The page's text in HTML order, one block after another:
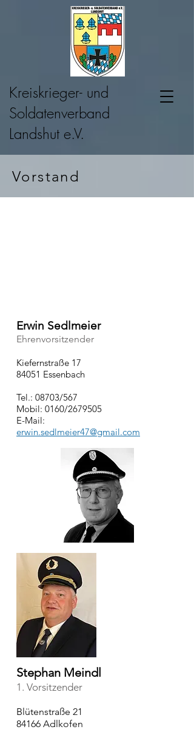
Kreiskrieger- und
Soldatenverband
Landshut e.V.
Vorstand
Erwin Sedlmeier
Ehrenvorsitzender
Kiefernstraße 17
84051 Essenbach
Tel.: 08703/567
Mobil: 0160/2679505
E-Mail:
erwin.sedlmeier47@gmail.com
Stephan Meindl
1. Vorsitzender
Blütenstraße 21
84166 Adlkofen